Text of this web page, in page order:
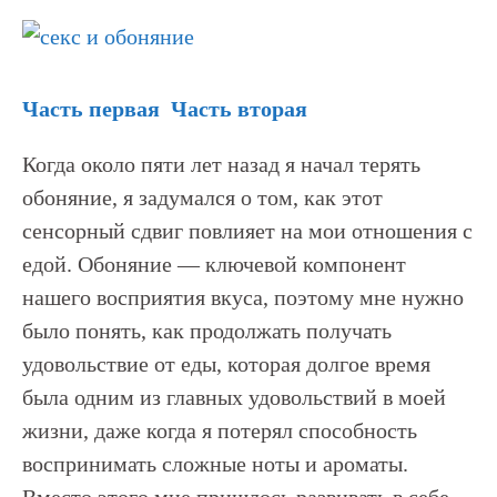
Часть первая Часть вторая
Когда около пяти лет назад я начал терять
обоняние, я задумался о том, как этот
сенсорный сдвиг повлияет на мои отношения с
едой. Обоняние — ключевой компонент
нашего восприятия вкуса, поэтому мне нужно
было понять, как продолжать получать
удовольствие от еды, которая долгое время
была одним из главных удовольствий в моей
жизни, даже когда я потерял способность
воспринимать сложные ноты и ароматы.